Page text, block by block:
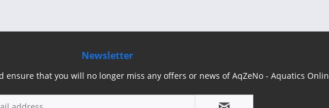
Newsletter
that you will no longer miss any offers or news of AqZeNo - Aquatics